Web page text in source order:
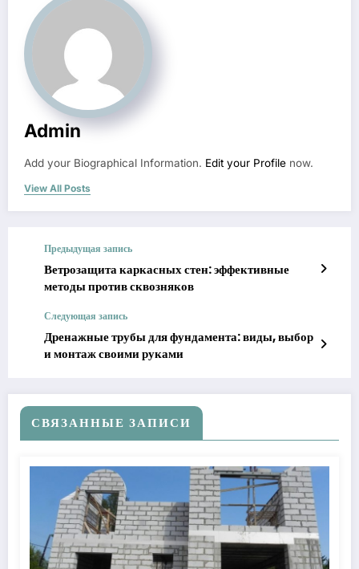
Admin
Add your Biographical Information. Edit your Profile now.
View All Posts
Предыдущая запись
Ветрозащита каркасных стен: эффективные
методы против сквозняков
Следующая запись
Дренажные трубы для фундамента: виды, выбор
и монтаж своими руками
СВЯЗАННЫЕ ЗАПИСИ